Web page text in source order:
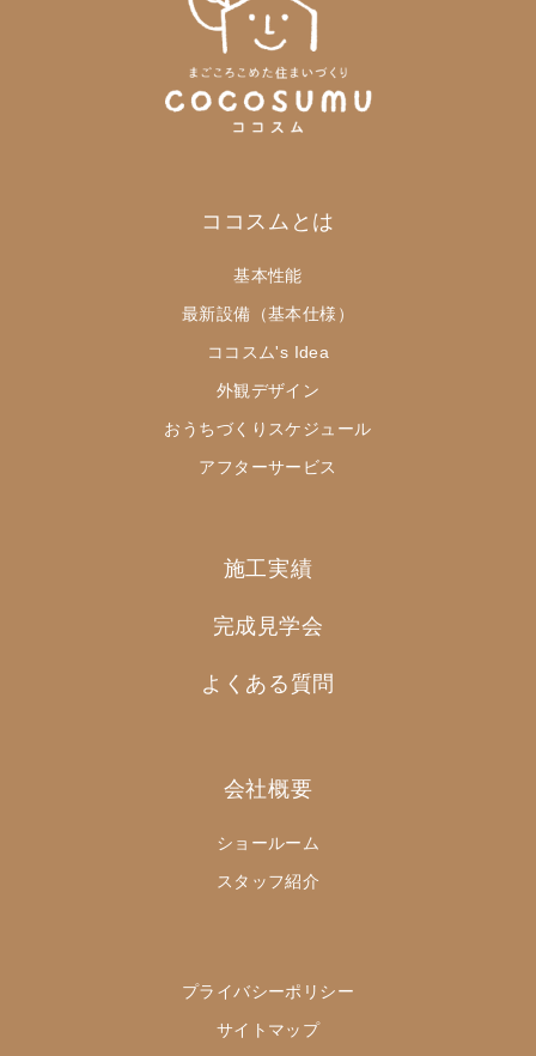
ココスムとは
基本性能
最新設備（基本仕様）
ココスム's Idea
外観デザイン
おうちづくりスケジュール
アフターサービス
施工実績
完成見学会
よくある質問
会社概要
ショールーム
スタッフ紹介
プライバシーポリシー
サイトマップ